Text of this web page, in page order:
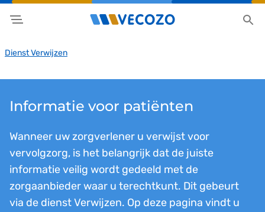
Dienst Verwijzen
Informatie voor patiënten
Wanneer uw zorgverlener u verwijst voor
vervolgzorg, is het belangrijk dat de juiste
informatie veilig wordt gedeeld met de
zorgaanbieder waar u terechtkunt. Dit gebeurt
via de dienst Verwijzen. Op deze pagina vindt u